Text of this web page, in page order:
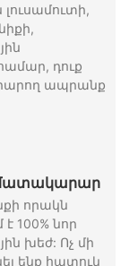
դուք
ապրանք
մատակարար
որակն
100% նոր
խեժ: Ոչ մի
ենք հատուկ